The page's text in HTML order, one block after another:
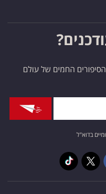
החמים של עולם
בדוא"ל